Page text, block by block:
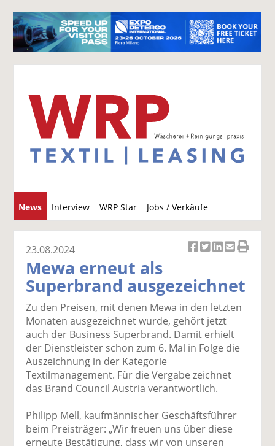
News Interview WRP Star Jobs / Verkäufe
u
c
k
el
a
uf
F
ac
b
o
o
k
te
k
t
wi
tt
er
n
k
el
a
uf
Li
n
e
di
n
te
il
k
el
p
er
E
m
ai
l
se
n
k
D
e
23.08.2024
Mewa erneut als
Superbrand ausgezeichnet
Zu den Preisen, mit denen Mewa in den letzten
Monaten ausgezeichnet wurde, gehört jetzt
auch der Business Superbrand. Damit erhielt
der Dienstleister schon zum 6. Mal in Folge die
Auszeichnung in der Kategorie
Textilmanagement. Für die Vergabe zeichnet
das Brand Council Austria verantwortlich.
Philipp Mell, kaufmännischer Geschäftsführer
beim Preisträger: „Wir freuen uns über diese
erneute Bestätigung, dass wir von unseren